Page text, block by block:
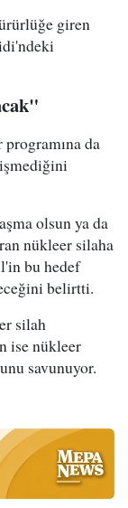
giren
programına da
olsun ya da
nükleer silaha
bu hedef
belirtti.
silah
ise nükleer
savunuyor.